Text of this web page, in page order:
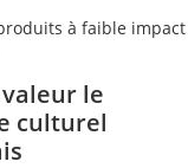
à faible
le
culturel